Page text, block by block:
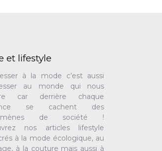
et lifestyle
à la mode c’est aussi
au monde qui nous
car derrière chaque
se cachent des
de société !
nos articles lifestyle
à la mode écologique, au
à la couture mais aussi à